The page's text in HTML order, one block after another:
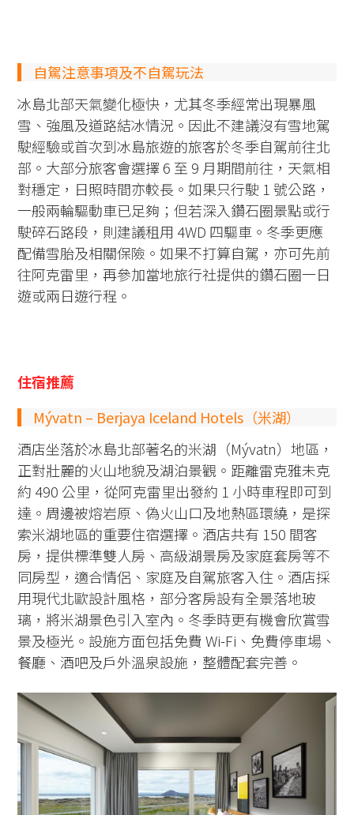
自駕注意事項及不自駕玩法
冰島北部天氣變化極快，尤其冬季經常出現暴風
雪、強風及道路結冰情況。因此不建議沒有雪地駕
駛經驗或首次到冰島旅遊的旅客於冬季自駕前往北
部。大部分旅客會選擇 6 至 9 月期間前往，天氣相
對穩定，日照時間亦較長。如果只行駛 1 號公路，
一般兩輪驅動車已足夠；但若深入鑽石圈景點或行
駛碎石路段，則建議租用 4WD 四驅車。冬季更應
配備雪胎及相關保險。如果不打算自駕，亦可先前
往阿克雷里，再參加當地旅行社提供的鑽石圈一日
遊或兩日遊行程。
住宿推薦
Mývatn – Berjaya Iceland Hotels（米湖）
酒店坐落於冰島北部著名的米湖（Mývatn）地區，
正對壯麗的火山地貌及湖泊景觀。距離雷克雅未克
約 490 公里，從阿克雷里出發約 1 小時車程即可到
達。周邊被熔岩原、偽火山口及地熱區環繞，是探
索米湖地區的重要住宿選擇。酒店共有 150 間客
房，提供標準雙人房、高級湖景房及家庭套房等不
同房型，適合情侶、家庭及自駕旅客入住。酒店採
用現代北歐設計風格，部分客房設有全景落地玻
璃，將米湖景色引入室內。冬季時更有機會欣賞雪
景及極光。設施方面包括免費 Wi-Fi、免費停車場、
餐廳、酒吧及戶外溫泉設施，整體配套完善。